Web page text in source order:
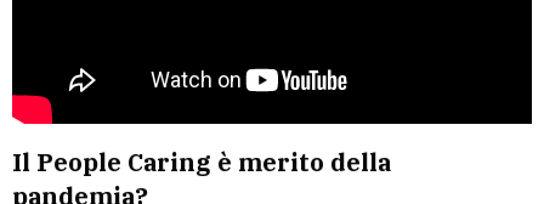
Il People Caring è merito della
pandemia?